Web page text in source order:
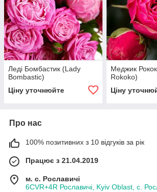
Леді Бомбастик (Lady
Bombastic)
Ціну уточнюйте
Меджик
Rokoko)
Ціну
Про нас
100% позитивних з 10 відгуків за рік
Працює з 21.04.2019
м. с. Рославичі
6CVR+4R Рославичі, Kyiv Oblast, с.